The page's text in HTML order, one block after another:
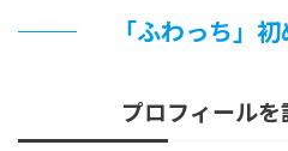
「ふわっち」
プロフィールを